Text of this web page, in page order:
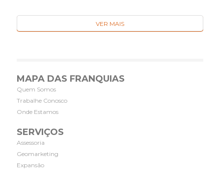
VER MAIS
MAPA DAS FRANQUIAS
Quem Somos
Trabalhe Conosco
Onde Estamos
SERVIÇOS
Assessoria
Geomarketing
Expansão